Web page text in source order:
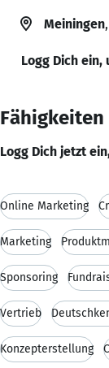
Meiningen
Logg Dich ein,
Logg Dich jetzt
Online Marketing
Marketing
Sponsoring
Vertrieb
Konzepterstellung